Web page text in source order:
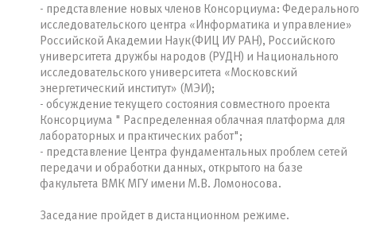
- представление новых членов Консорциума: Федерального
исследовательского центра «Информатика и управление»
Российской Академии Наук(ФИЦ ИУ РАН), Российского
университета дружбы народов (РУДН) и Национального
исследовательского университета «Московский
энергетический институт» (МЭИ);
- обсуждение текущего состояния совместного проекта
Консорциума " Распределенная облачная платформа для
лабораторных и практических работ";
- представление Центра фундаментальных проблем сетей
передачи и обработки данных, открытого на базе
факультета ВМК МГУ имени М.В. Ломоносова.
Заседание пройдет в дистанционном режиме.